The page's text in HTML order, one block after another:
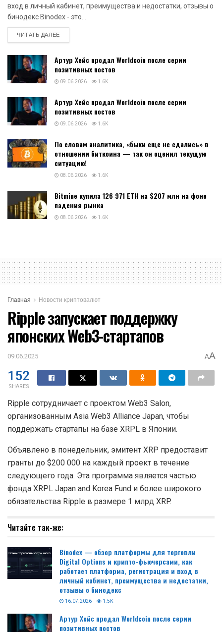
вход в личный кабинет, преимущества и недостатки, отзывы о
бинодекс Binodex - это...
ЧИТАТЬ ДАЛЕЕDETAILS
Артур Хейс продал Worldcoin после серии
позитивных постов
09.06.2026 1.6K
Артур Хейс продал Worldcoin после серии
позитивных постов
09.06.2026 1.6K
По словам аналитика, «быки еще не сдались» в
отношении биткоина — так он оценил текущую
ситуацию!
08.06.2026 1.6K
Bitmine купила 126 971 ETH на $207 млн на фоне
падения рынка
08.06.2026 1.6K
Главная Новости криптовалют
Ripple запускает поддержку
японских Web3-стартапов
09.06.2025 AA
152
SHARES
Ripple сотрудничает с проектом Web3 Salon,
организованным Asia Web3 Alliance Japan, чтобы
поддержать стартапы на базе XRPL в Японии.
Объявлено в понедельник, эмитент XRP предоставит
гранты до $200 000 на каждый проект в течение
следующего года. Эта программа является частью
фонда XRPL Japan and Korea Fund и более широкого
обязательства Ripple в размере 1 млрд XRP.
Читайте так-же:
Binodex — обзор платформы для торговли
Digital Options и крипто-фьючерсами, как
работает платформа, регистрация и вход в
личный кабинет, преимущества и недостатки,
отзывы о бинодекс
16.07.2026 1.5K
Артур Хейс продал Worldcoin после серии
позитивных постов